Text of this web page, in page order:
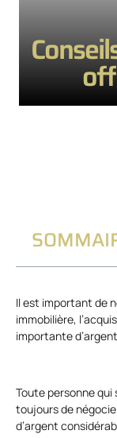
Il est important de
immobilière,
importante
Toute personne qui
toujours de
d’argent